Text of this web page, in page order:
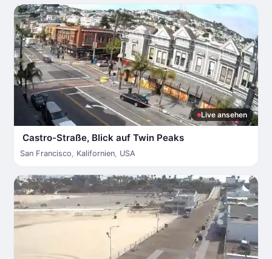
Live ansehen
Castro-Straße, Blick auf Twin Peaks
San Francisco, Kalifornien, USA